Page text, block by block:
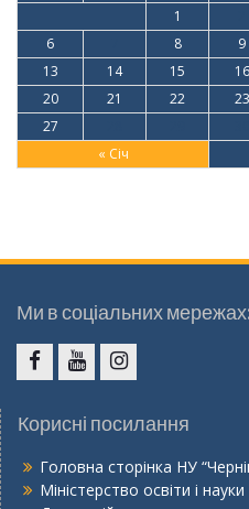
« Січ
1
6
8 9
13
14 15 16
20
21 22 23
27
Ми в соціальних
Корисні посилання
Головна сторінка НУ
Міністерство освіти і